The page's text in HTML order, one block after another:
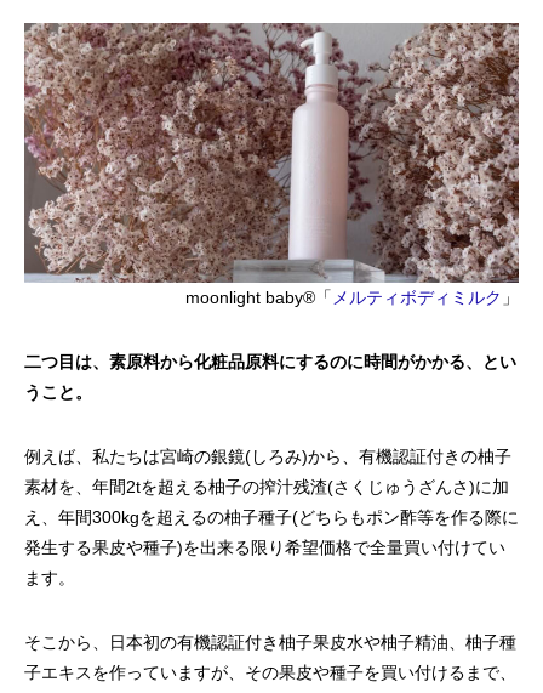
moonlight baby®︎「 メルティボディミルク 」
二つ目は、素原料から化粧品原料にするのに時間がかかる、とい
うこと。
例えば、私たちは宮崎の銀鏡(しろみ)から、有機認証付きの柚子
素材を、年間2tを超える柚子の搾汁残渣(さくじゅうざんさ)に加
え、年間300kgを超えるの柚子種子(どちらもポン酢等を作る際に
発生する果皮や種子)を出来る限り希望価格で全量買い付けてい
ます。
そこから、日本初の有機認証付き柚子果皮水や柚子精油、柚子種
子エキスを作っていますが、その果皮や種子を買い付けるまで、